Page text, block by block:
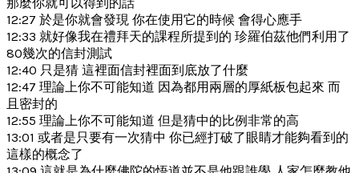
12:27 於是你就會發現 你在使用它的時候 會得心應手
12:33 就好像我在禮拜天的課程所提到的 珍羅伯茲他們利用了
80幾次的信封測試
12:40 只是猜 這裡面信封裡面到底放了什麼
12:47 理論上你不可能知道 因為都用兩層的厚紙板包起來 而
且密封的
12:55 理論上你不可能知道 但是猜中的比例非常的高
13:01 或者是只要有一次猜中 你已經打破了眼睛才能夠看到的
這樣的概念了